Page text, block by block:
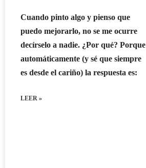
Cuando pinto algo y pienso que
puedo mejorarlo, no se me ocurre
decírselo a nadie. ¿Por qué? Porque
automáticamente (y sé que siempre
es desde el cariño) la respuesta es:
LEER »